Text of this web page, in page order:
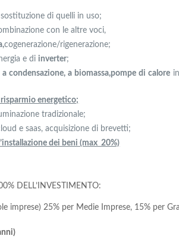
di quelli in uso;
con le altre voci,
cogenerazione/rigenerazione;
e di inverter;
condensazione, a biomassa,pompe di calore
energetico;
tradizionale;
e saas, acquisizione di brevetti;
dei beni (max 20%)
DELL’INVESTIMENTO:
imprese) 25% per Medie Imprese, 15% per